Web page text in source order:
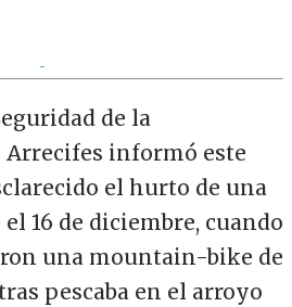
de la
informó este
el hurto de una
16 de diciembre, cuando
una mountain-bike de
pescaba en el arroyo